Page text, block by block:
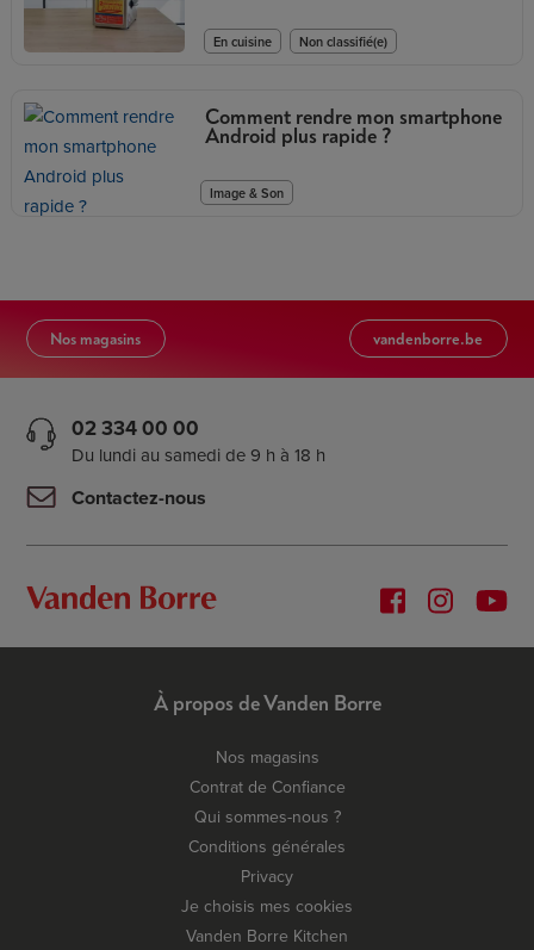
En cuisine Non classifié(e)
Comment rendre mon smartphone
Android plus rapide ?
Image & Son
Nos magasins vandenborre.be
02 334 00 00
Du lundi au samedi de 9 h à 18 h
Contactez-nous
À propos de Vanden Borre
Nos magasins
Contrat de Confiance
Qui sommes-nous ?
Conditions générales
Privacy
Je choisis mes cookies
Vanden Borre Kitchen